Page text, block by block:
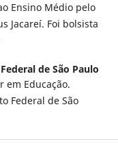
Ensino Médio pelo
Jacareí. Foi bolsista
de São Paulo
em Educação.
Federal de São